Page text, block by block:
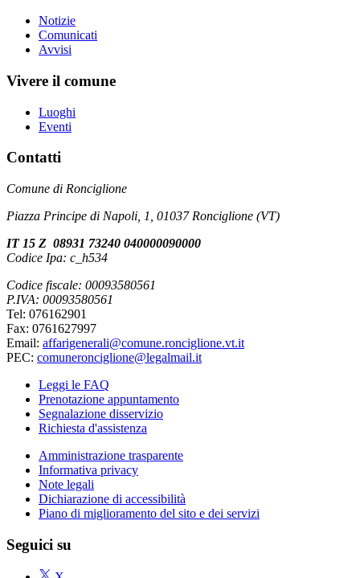
Notizie
Comunicati
Avvisi
Vivere il comune
Luoghi
Eventi
Contatti
Comune di Ronciglione
Piazza Principe di Napoli, 1, 01037 Ronciglione (VT)
IT 15 Z 08931 73240 040000090000
Codice Ipa: c_h534
Codice fiscale: 00093580561
P.IVA: 00093580561
Tel: 076162901
Fax: 0761627997
Email: affarigenerali@comune.ronciglione.vt.it
PEC: comuneronciglione@legalmail.it
Leggi le FAQ
Prenotazione appuntamento
Segnalazione disservizio
Richiesta d'assistenza
Amministrazione trasparente
Informativa privacy
Note legali
Dichiarazione di accessibilità
Piano di miglioramento del sito e dei servizi
Seguici su